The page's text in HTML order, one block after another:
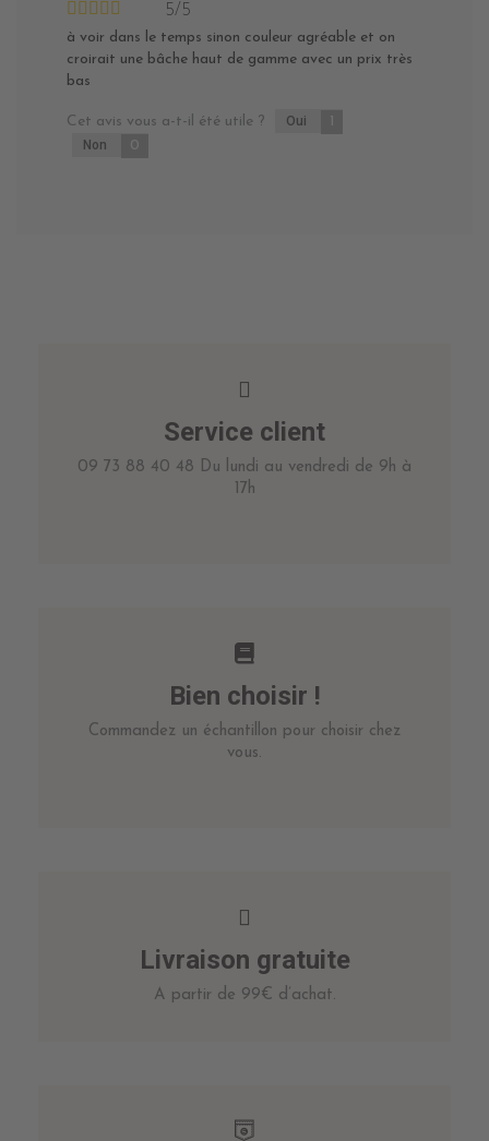
5/5
à voir dans le temps sinon couleur agréable et on
croirait une bâche haut de gamme avec un prix très
bas
Cet avis vous a-t-il été utile ? Oui
Non 0
Service client
09 73 88 40 48 Du lundi au vendredi de 9h à
17h
Bien choisir !
Commandez un échantillon pour choisir chez
vous.
Livraison gratuite
A partir de 99€ d’achat.